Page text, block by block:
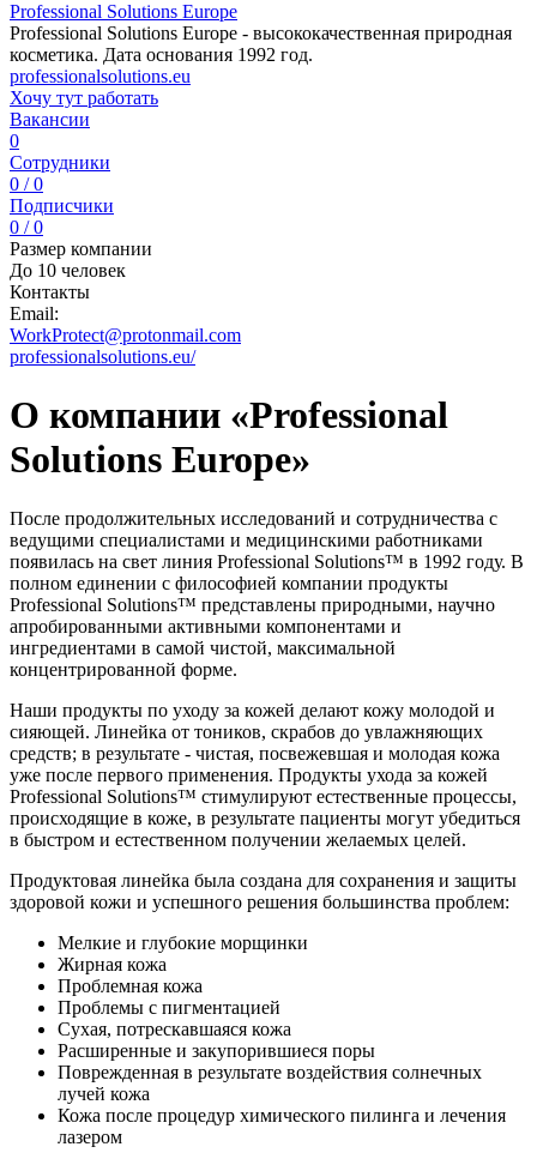
Professional Solutions Europe
Professional Solutions Europe - высококачественная природная
косметика. Дата основания 1992 год.
professionalsolutions.eu
Хочу тут работать
Вакансии
0
Сотрудники
0 / 0
Подписчики
0 / 0
Размер компании
До 10 человек
Контакты
Email:
WorkProtect@protonmail.com
professionalsolutions.eu/
О компании «Professional
Solutions Europe»
После продолжительных исследований и сотрудничества с
ведущими специалистами и медицинскими работниками
появилась на свет линия Professional Solutions™ в 1992 году. В
полном единении с философией компании продукты
Professional Solutions™ представлены природными, научно
апробированными активными компонентами и
ингредиентами в самой чистой, максимальной
концентрированной форме.
Наши продукты по уходу за кожей делают кожу молодой и
сияющей. Линейка от тоников, скрабов до увлажняющих
средств; в результате - чистая, посвежевшая и молодая кожа
уже после первого применения. Продукты ухода за кожей
Professional Solutions™ стимулируют естественные процессы,
происходящие в коже, в результате пациенты могут убедиться
в быстром и естественном получении желаемых целей.
Продуктовая линейка была создана для сохранения и защиты
здоровой кожи и успешного решения большинства проблем:
Мелкие и глубокие морщинки
Жирная кожа
Проблемная кожа
Проблемы с пигментацией
Сухая, потрескавшаяся кожа
Расширенные и закупорившиеся поры
Поврежденная в результате воздействия солнечных
лучей кожа
Кожа после процедур химического пилинга и лечения
лазером